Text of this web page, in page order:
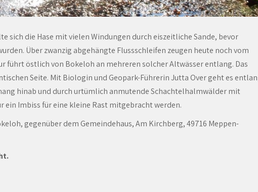
sich die Hase mit vielen Windungen durch eiszeitliche Sande, bevor
Über zwanzig abgehängte Flussschleifen zeugen heute noch vom
führt östlich von Bokeloh an mehreren solcher Altwässer entlang. Das
Seite. Mit Biologin und Geopark-Führerin Jutta Over geht es
hinab und durch urtümlich anmutende Schachtelhalmwälder mit
ein Imbiss für eine kleine Rast mitgebracht werden.
gegenüber dem Gemeindehaus, Am Kirchberg, 49716 Meppen-